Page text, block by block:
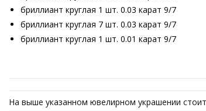
бриллиант круглая 1 шт. 0.03 карат 9/7
бриллиант круглая 7 шт. 0.03 карат 9/7
бриллиант круглая 1 шт. 0.01 карат 9/7
На выше указанном ювелирном украшении